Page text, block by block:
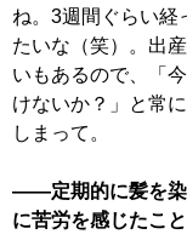
ね。3週間ぐらい経
たいな（笑）。出
いもあるので、「
けないか？」と常
しまって。
――定期的に髪を染
に苦労を感じたこ